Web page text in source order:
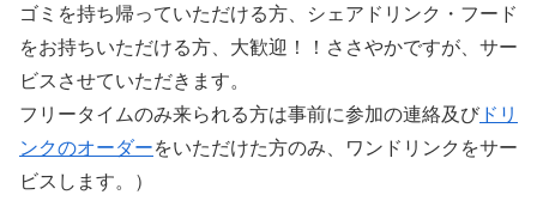
ゴミを持ち帰っていただける方、シェアドリンク・フード
をお持ちいただける方、大歓迎！！ささやかですが、サー
ビスさせていただきます。
フリータイムのみ来られる方は事前に参加の連絡及び ドリ
ンクのオーダーをいただけた方のみ、ワンドリンクをサー
ビスします。）